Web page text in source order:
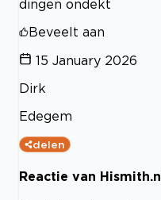
dingen ondekt
Beveelt aan
15 January 2026
Dirk
Edegem
delen
Reactie van Hismith.nl